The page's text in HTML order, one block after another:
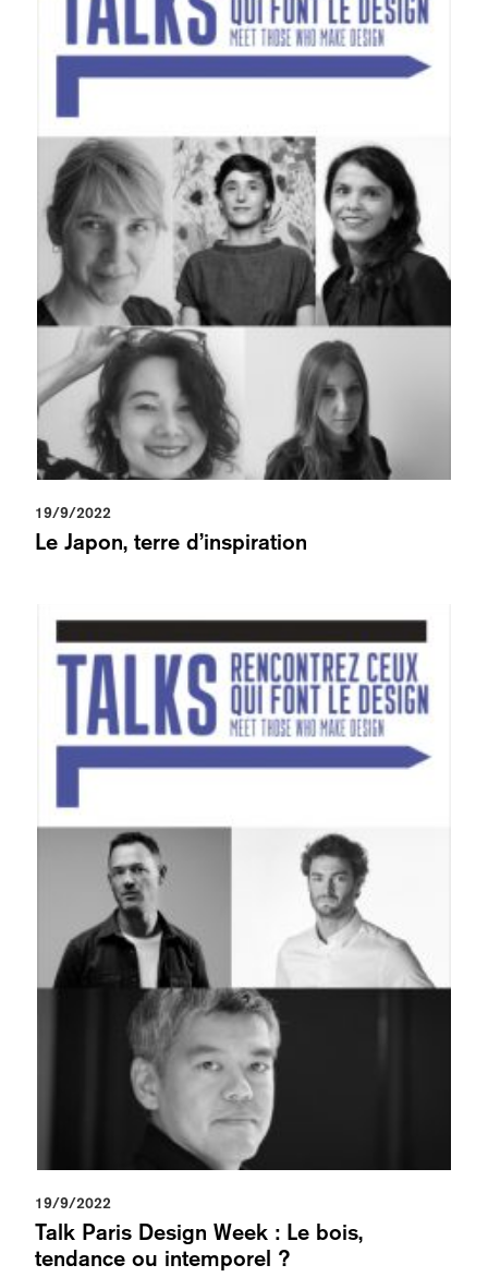
19/9/2022
Le Japon, terre d’inspiration
19/9/2022
Talk Paris Design Week : Le bois,
tendance ou intemporel ?